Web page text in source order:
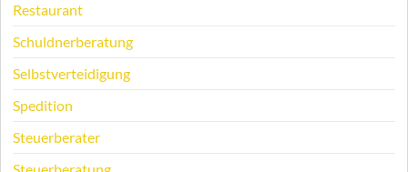
Restaurant
Schuldnerberatung
Selbstverteidigung
Spedition
Steuerberater